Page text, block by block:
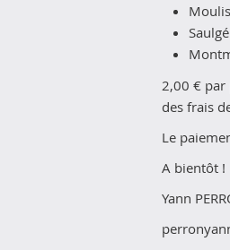
Saulgé
2,00 € par
des frais
Le
A bientôt !
Yann